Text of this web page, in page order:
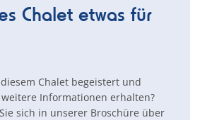
Chalet etwas für
Chalet begeistert und
Informationen erhalten?
sich in unserer Broschüre über